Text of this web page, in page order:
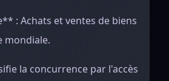
: Achats et ventes de biens
mondiale.
la concurrence par l'accès